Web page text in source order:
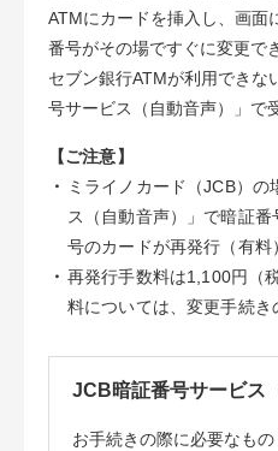
ATMにカードを挿入し、画面
番号がその場ですぐに変更で
セブン銀行ATMが利用できな
号サービス（自動音声）」で
【ご注意】
・
ミライノカード（JCB）
ス（自動音声）」で暗証
号のカードが再発行（有料
・ 再発行手数料は1,100円（
料については、変更手続き
JCB暗証番号サービス
お手続きの際に必要なもの